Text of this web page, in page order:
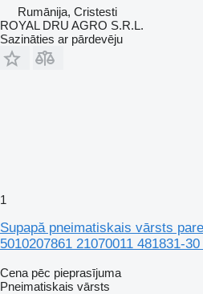
Rumānija, Cristesti
ROYAL DRU AGRO S.R.L.
Sazināties ar pārdevēju
1
Supapă pneimatiskais vārsts
5010207861 21070011 481831-
Cena pēc pieprasījuma
Pneimatiskais vārsts